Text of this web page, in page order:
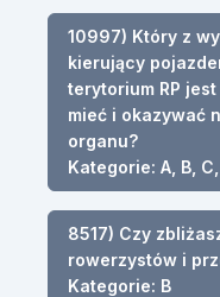
10997) Który z
kierujący
terytorium RP
mieć i okazywać
organu?
Kategorie: A, B, C,
8517) Czy
rowerzystów i
Kategorie: B